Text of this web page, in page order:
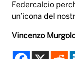
Federcalcio
un’icona del
Vincenzo